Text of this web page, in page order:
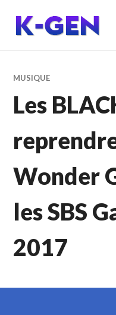
contenu
principal
K-GEN
MUSIQUE
Les
Wonder
les SBS
2017